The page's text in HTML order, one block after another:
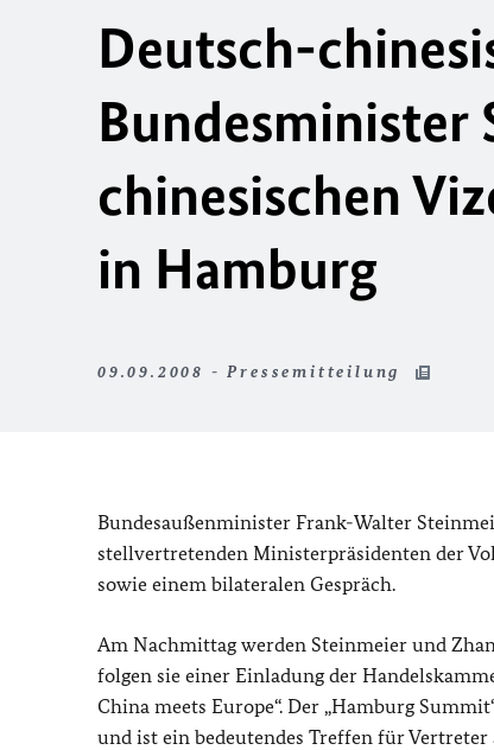
Deutsch-
chinesischen
in Hamburg
09.09.2008 - Pressemitteilung
Bundesaußenminister Frank-Walter
stellvertretenden Ministerpräsidenten der
sowie einem bilateralen Gespräch.
Am Nachmittag werden Steinmeier und
folgen sie einer Einladung der
China meets Europe“. Der „Hamburg
und ist ein bedeutendes Treffen für